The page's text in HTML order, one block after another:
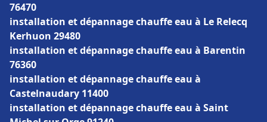
76470
installation et dépannage chauffe eau à Le Relecq
Kerhuon 29480
installation et dépannage chauffe eau à Barentin
76360
installation et dépannage chauffe eau à
Castelnaudary 11400
installation et dépannage chauffe eau à Saint